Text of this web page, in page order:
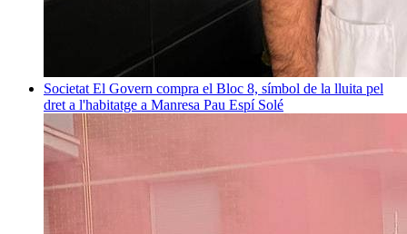
Societat El Govern compra el Bloc 8, símbol de la lluita pel
dret a l'habitatge a Manresa Pau Espí Solé